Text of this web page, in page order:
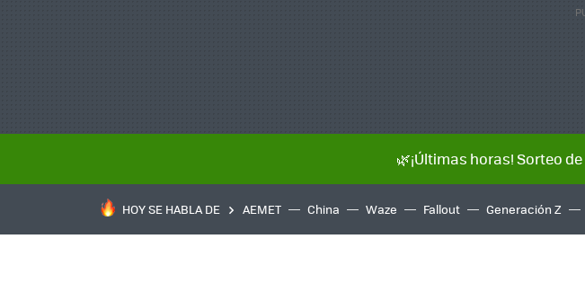
🌿¡Últimas horas! Sorteo
HOY SE HABLA DE AEMET China Waze Fallout Generación Z